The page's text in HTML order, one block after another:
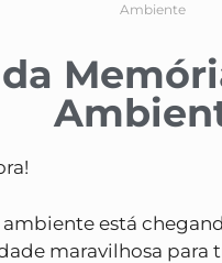
Ambiente
está
maravilhosa para